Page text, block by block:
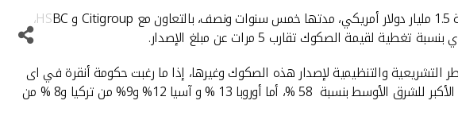
ونجح "بيتك" من خلال شركة بيت إدارة السيولة المملوكة لبيتك في ترتيب إصدار صكوك إجارة لصالح الخزانة التركية بقيمة 1.5 مليار دولار أمريكي، مدتها خمس سنوات ونصف، بالتعاون مع Citigroup و HSBC،
التشريعية والتنظيمية لإصدار هذه الصكوك وغيرها، إذا ما رغبت حكومة أنقرة في اى
إصدارات تالية،كما عبر الاصدار عن حركة سوق الصكوك،فمن خلال التوزيع الجغرافي للمشاركين فى الصفقة، كان النصيب الأكبر للشرق الأوسط بنسبة 58 %، أما أوروبا 13 % و آسيا 12% و9% من تركيا و8 % من